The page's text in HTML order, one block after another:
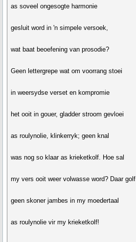
as soveel ongesogte harmonie
gesluit word in 'n simpele versoek,
wat baat beoefening van prosodie?
Geen lettergrepe wat om voorrang stoei
in weersydse verset en kompromie
het ooit in gouer, gladder stroom gevloei
as roulynolie, klinkerryk; geen knal
was nog so klaar as krieketkolf. Hoe sal
my vers ooit weer volwasse word? Daar golf
geen skoner jambes in my moedertaal
as roulynolie vir my krieketkolf!